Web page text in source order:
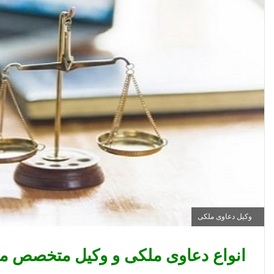
وکیل دعاوی ملکی
انواع دعاوی ملکی و وکیل متخصص